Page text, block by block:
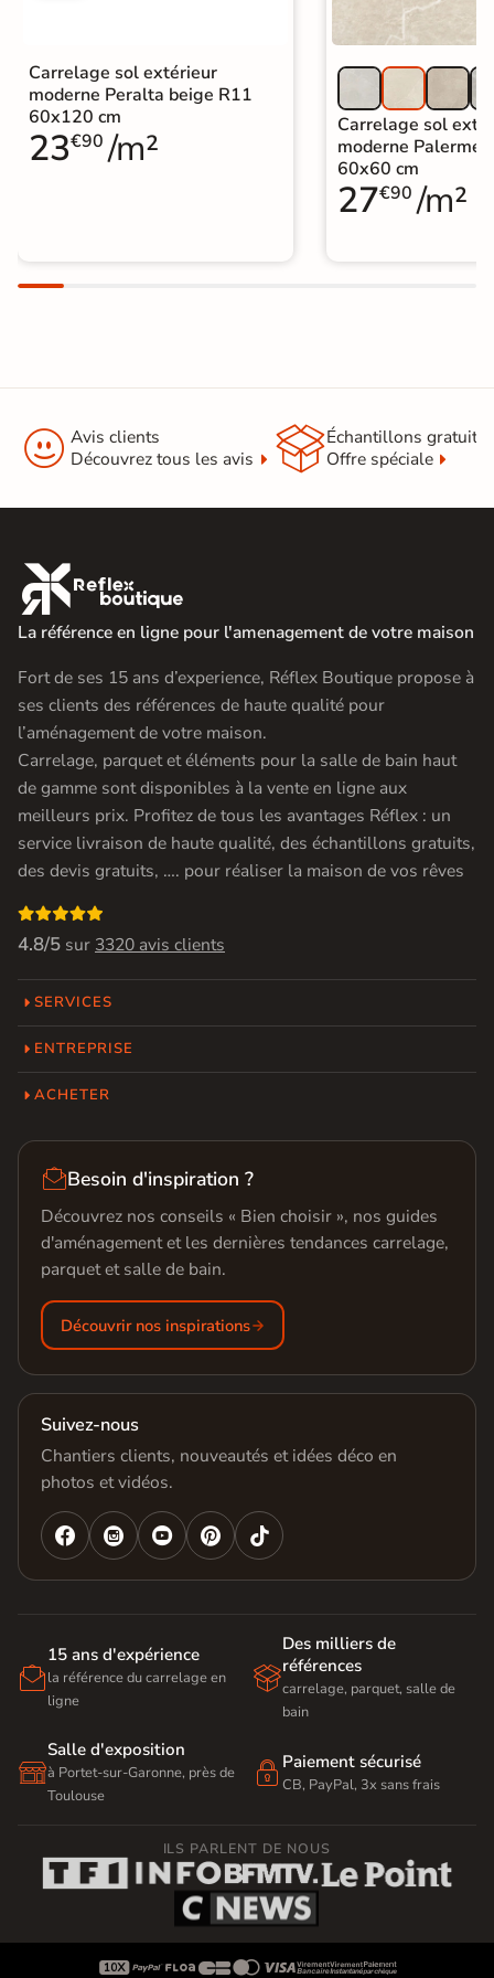
Carrelage sol extérieur
moderne Peralta beige R11
60x120 cm
23€90 /m²
Carrelage sol
moderne Palerme
60x60 cm
27€90 /m²
 Avis clients
Découvrez tous les avis
Échantillons gratuit
Offre spéciale

La référence en ligne pour l'amenagement de votre maison
Fort de ses 15 ans d’experience, Réflex Boutique propose à
ses clients des références de haute qualité pour
l’aménagement de votre maison.
Carrelage, parquet et éléments pour la salle de bain haut
de gamme sont disponibles à la vente en ligne aux
meilleurs prix. Profitez de tous les avantages Réflex : un
service livraison de haute qualité, des échantillons gratuits,
des devis gratuits, …. pour réaliser la maison de vos rêves

4.8/5 sur 3320 avis clients
SERVICES
ENTREPRISE
ACHETER
Besoin d'inspiration ?
Découvrez nos conseils « Bien choisir », nos guides
d'aménagement et les dernières tendances carrelage,
parquet et salle de bain.
Découvrir nos inspirations
Suivez-nous
Chantiers clients, nouveautés et idées déco en
photos et vidéos.
   

15 ans d'expérience
la référence du carrelage en
ligne

Des milliers de
références
carrelage, parquet, salle de
bain

Salle d'exposition
à Portet-sur-Garonne, près de
Toulouse
 Paiement sécurisé
CB, PayPal, 3x sans frais
ILS PARLENT DE NOUS
